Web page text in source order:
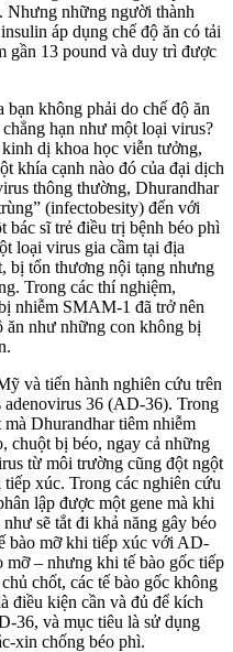
Nhưng những người thành
áp dụng chế độ ăn có tải
gần 13 pound và duy trì được
không phải do chế độ ăn
hạn như một loại virus?
dị khoa học viễn tưởng,
khía cạnh nào đó của đại dịch
thông thường, Dhurandhar
(infectobesity) đến với
bác sĩ trẻ điều trị bệnh béo phì
loại virus gia cầm tại địa
bị tổn thương nội tạng nhưng
Trong các thí nghiệm,
nhiễm SMAM-1 đã trở nên
ăn như những con không bị
và tiến hành nghiên cứu trên
36 (AD-36). Trong
Dhurandhar tiêm nhiễm
chuột bị béo, ngay cả những
từ môi trường cũng đột ngột
xúc. Trong các nghiên cứu
lập được một gene mà khi
sẽ tắt đi khả năng gây béo
bào mỡ khi tiếp xúc với AD-
mỡ – nhưng khi tế bào gốc tiếp
chốt, các tế bào gốc không
điều kiện cần và đủ để kích
36, và mục tiêu là sử dụng
xin chống béo phì.